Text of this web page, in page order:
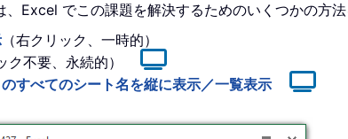
Excel でこの課題を解決するためのいくつかの方法
（右クリック、一時的）
ク不要、永続的）
すべてのシート名を縦に表示／一覧表示